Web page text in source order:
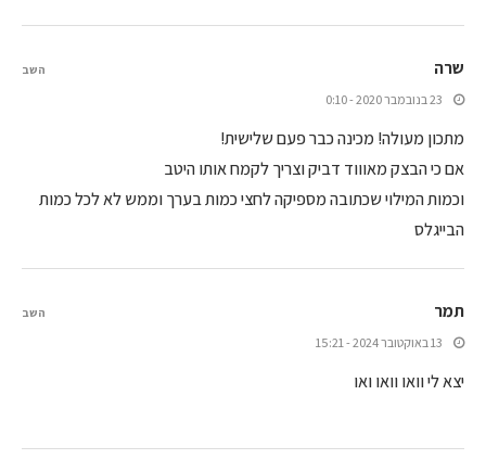
שרה
23 בנובמבר 2020 - 0:10
מתכון מעולה! מכינה כבר פעם שלישית!
אם כי הבצק מאוווד דביק וצריך לקמח אותו היטב
וכמות המילוי שכתובה מספיקה לחצי כמות בערך וממש לא לכל כמות
הבייגלס
השב
תמר
13 באוקטובר 2024 - 15:21
יצא לי וואו וואו ואו
השב